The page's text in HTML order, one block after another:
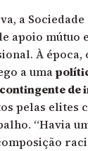
a
apoio mútuo
À época,
a uma
de
pelas elites
“Havia